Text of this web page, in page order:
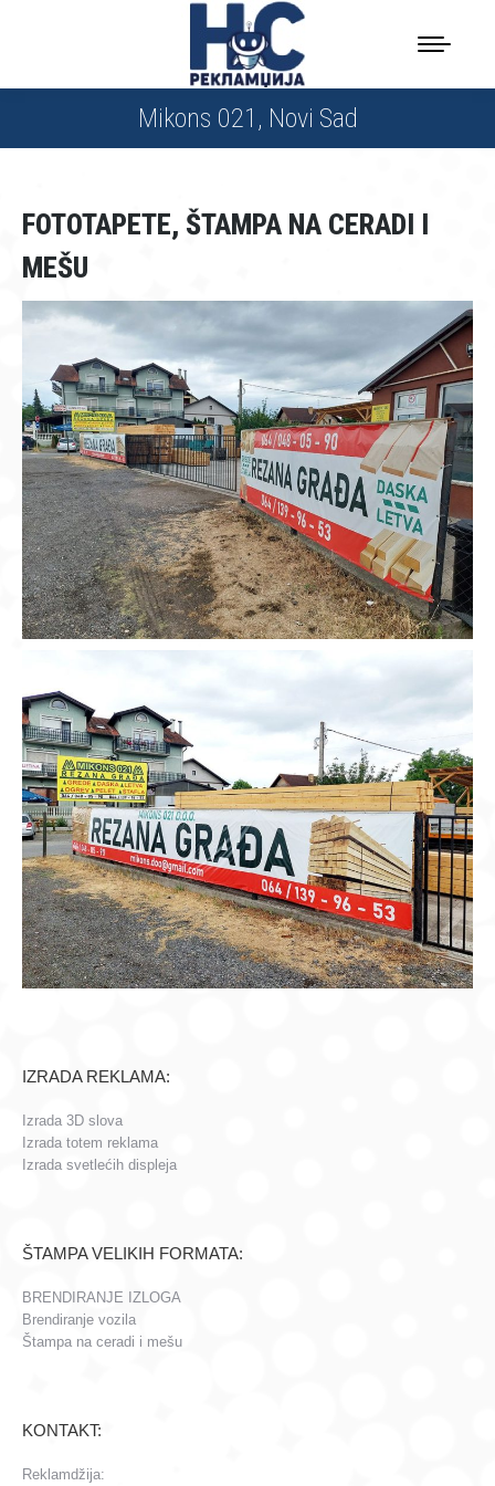
Mikons 021, Novi Sad
FOTOTAPETE, ŠTAMPA NA CERADI I
MEŠU
IZRADA REKLAMA:
Izrada 3D slova
Izrada totem reklama
Izrada svetlećih displeja
ŠTAMPA VELIKIH FORMATA:
BRENDIRANJE IZLOGA
Brendiranje vozila
Štampa na ceradi i mešu
KONTAKT:
Reklamdžija: